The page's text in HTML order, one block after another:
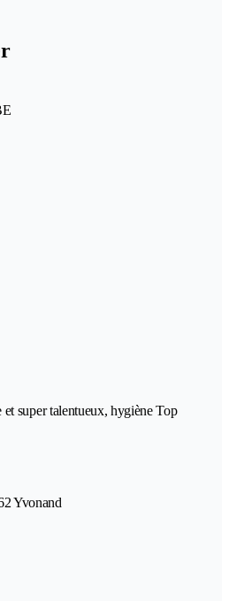
et super talentueux, hygiène Top
Yvonand